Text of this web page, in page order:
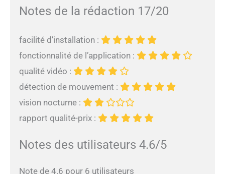
Notes de la rédaction 17/20
facilité d’installation :
fonctionnalité de l’application :
qualité vidéo :
détection de mouvement :
vision nocturne :
rapport qualité-prix :
Notes des utilisateurs 4.6/5
Note de 4.6 pour 6 utilisateurs